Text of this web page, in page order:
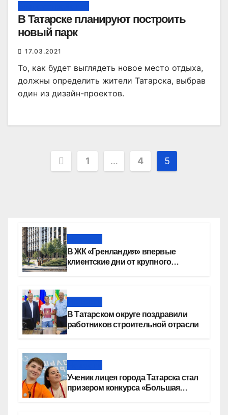
В Татарске планируют построить
новый парк
17.03.2021
То, как будет выглядеть новое место отдыха,
должны определить жители Татарска, выбрав
один из дизайн-проектов.
Пагинация
1 … 4 5
В ЖК «Гренландия» впервые
клиентские дни от крупного
В Татарском округе поздравили
работников строительной отрасли
Ученик лицея города Татарска стал
призером конкурса «Большая